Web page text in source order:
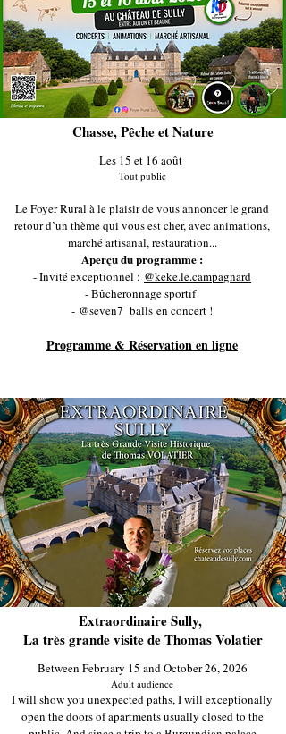
Chasse, Pêche et Nature
Les 15 et 16 août
Tout public
Le Foyer Rural à le plaisir de vous annoncer le grand
retour d’un thème qui vous est cher, avec animations,
marché artisanal, restauration...
Aperçu du programme :
- Invité exceptionnel : @keke.le.campagnard
- Bûcheronnage sportif
- @seven7_balls en concert !
Programme & Réservation en ligne
Extraordinaire Sully,
La très grande visite de Thomas Volatier
Between February 15 and October 26, 2026
Adult audience
I will show you unexpected paths, I will exceptionally
open the doors of apartments usually closed to the